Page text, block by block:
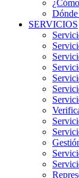
Dónde
SERVICIOS